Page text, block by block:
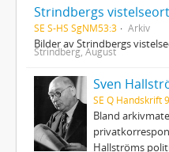
Strindbergs
SE S-HS SgNM53:3 Arkiv
Bilder av Strindbergs
Strindberg, August
Sven
SE Q Handskrift
Bland
Hallströms